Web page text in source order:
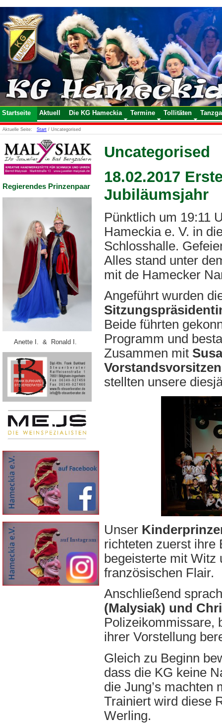
Startseite Aktuell Die KG Hameckia Termine Tollitäten
Aktuelle Seite: Start / Uncategorised
Regierendes Prinzenpaar
Anette I. & Ronald I.
Uncategorised
18.02.2017
Jubiläumsjahr
Pünktlich um 19:11
Hameckia e. V. in
Schlosshalle.
Alles stand unter
mit de Hamecker
Angeführt wurden
Beide führten
Programm und
Zusammen mit
stellten unsere
Unser
richteten zuerst ihre
begeisterte mit
französischen Flair.
Anschließend
(Malysiak) und
Polizeikommissare,
ihrer Vorstellung
Gleich zu Beginn
dass die KG keine
die Jung’s machten
Trainiert wird diese
Werling.